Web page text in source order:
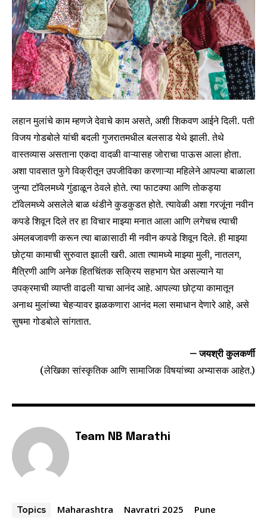
लहान मुलांचे काम म्हणजे देवाचे काम असते, अशी शिकवण आईने दिली. पती
विजय गोडबोले यांची बदली गुजरातमधील बलसाड येथे झाली. तेथे
वास्तव्यास असताना एकदा वादळी वाऱ्यासह जोराचा पाऊस आला होता.
अशा पावसात फुगे विक्रीतून उपजीविका करणाऱ्या महिलेने आपल्या बाळाला
जुन्या टॉवेलमध्ये गुंडाळून ठेवले होते. त्या फाटक्या आणि तोकड्या
टॉवेलमध्ये असलेले बाळ थंडीने कुडकुडत होते. त्यावेळी अशा गरजूंना नवीन
कपडे शिवून दिले तर हा विचार माझ्या मनात आला आणि लगेचच त्याची
अंमलबजावणी करून त्या बाळासाठी मी नवीन कपडे शिवून दिले. ही माझ्या
छोट्या कामाची सुरुवात झाली खरी. आता त्यामध्ये माझ्या मुली, नातलग,
मैत्रिणी आणि अनेक हितचिंतक सक्रिय सहभाग घेत असल्याने या
उपक्रमाची व्याप्ती वाढली याचा आनंद आहे. आपल्या छोट्या कामातून
अनाथ मुलांच्या चेहऱ्यावर झळकणारा आनंद मला समाधान देणारे आहे, असे
सुषमा गोडबोले सांगतात.
– जयश्री कुलकर्णी
(लेखिका सांस्कृतिक आणि सामाजिक विषयांच्या अभ्यासक आहेत.)
Team NB Marathi
Topics Maharashtra Navratri 2025 Pune